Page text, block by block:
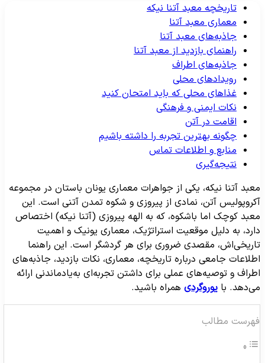
تاریخچه معبد آتنا نیکه
معماری معبد آتنا
جاذبه‌های معبد آتنا
راهنمای بازدید از معبد آتنا
جاذبه‌های اطراف
رویدادهای محلی
غذاهای محلی که باید امتحان کنید
نکات ایمنی و فرهنگی
اقامت در آتن
چگونه بهترین تجربه را داشته باشیم
منابع و اطلاعات تماس
نتیجه‌گیری
آتنا نیکه، یکی از جواهرات معماری یونان باستان در مجموعه
آتن، نمادی از پیروزی و شکوه تمدن آتنی است. این
کوچک اما باشکوه، که به الهه پیروزی (آتنا نیکه) اختصاص
به دلیل موقعیت استراتژیک، معماری یونیک و اهمیت
مقصدی ضروری برای هر گردشگر است. این راهنما
جامعی درباره تاریخچه، معماری، نکات بازدید، جاذبه‌های
و توصیه‌های عملی برای داشتن تجربه‌ای به‌یادماندنی ارائه
بایوروگردیهمراه باشید.
مطالب